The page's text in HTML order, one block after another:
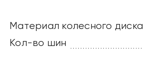
Материал колесного диска
Кол-во шин